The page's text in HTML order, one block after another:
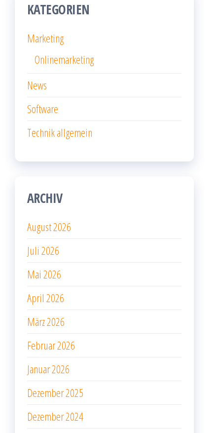
KATEGORIEN
Marketing
Onlinemarketing
News
Software
Technik allgemein
ARCHIV
August 2026
Juli 2026
Mai 2026
April 2026
März 2026
Februar 2026
Januar 2026
Dezember 2025
Dezember 2024